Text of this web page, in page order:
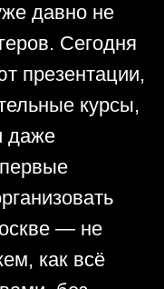
давно не
Сегодня
презентации,
курсы,
даже
— не
как всё